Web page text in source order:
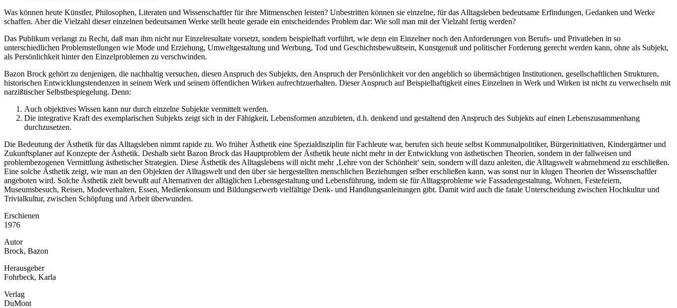
Was können heute Künstler, Philosophen, Literaten und Wissenschaftler für ihre Mitmenschen leisten? Unbestritten können sie einzelne, für das Alltagsleben bedeutsame Erfindungen, Gedanken und Werke
schaffen. Aber die Vielzahl dieser einzelnen bedeutsamen Werke stellt heute gerade ein entscheidendes Problem dar: Wie soll man mit der Vielzahl fertig werden?
Das Publikum verlangt zu Recht, daß man ihm nicht nur Einzelresultate vorsetzt, sondern beispielhaft vorführt, wie denn ein Einzelner noch den Anforderungen von Berufs- und Privatleben in so
unterschiedlichen Problemstellungen wie Mode und Erziehung, Umweltgestaltung und Werbung, Tod und Geschichtsbewußtsein, Kunstgenuß und politischer Forderung gerecht werden kann, ohne als Subjekt,
als Persönlichkeit hinter den Einzelproblemen zu verschwinden.
Bazon Brock gehört zu denjenigen, die nachhaltig versuchen, diesen Anspruch des Subjekts, den Anspruch der Persönlichkeit vor den angeblich so übermächtigen Institutionen, gesellschaftlichen Strukturen,
historischen Entwicklungstendenzen in seinem Werk und seinem öffentlichen Wirken aufrechtzuerhalten. Dieser Anspruch auf Beispielhaftigkeit eines Einzelnen in Werk und Wirken ist nicht zu verwechseln mit
narzißtischer Selbstbespiegelung. Denn:
Auch objektives Wissen kann nur durch einzelne Subjekte vermittelt werden.
Die integrative Kraft des exemplarischen Subjekts zeigt sich in der Fähigkeit, Lebensformen anzubieten, d.h. denkend und gestaltend den Anspruch des Subjekts auf einen Lebenszusammenhang
durchzusetzen.
Die Bedeutung der Ästhetik für das Alltagsleben nimmt rapide zu. Wo früher Ästhetik eine Spezialdisziplin für Fachleute war, berufen sich heute selbst Kommunalpolitiker, Bürgerinitiativen, Kindergärtner und
Zukunftsplaner auf Konzepte der Ästhetik. Deshalb sieht Bazon Brock das Hauptproblem der Ästhetik heute nicht mehr in der Entwicklung von ästhetischen Theorien, sondern in der fallweisen und
problembezogenen Vermittlung ästhetischer Strategien. Diese Ästhetik des Alltagslebens will nicht mehr ‚Lehre von der Schönheit‘ sein, sondern will dazu anleiten, die Alltagswelt wahrnehmend zu erschließen.
Eine solche Ästhetik zeigt, wie man an den Objekten der Alltagswelt und den über sie hergestellten menschlichen Beziehungen selber erschließen kann, was sonst nur in klugen Theorien der Wissenschaftler
angeboten wird. Solche Ästhetik zielt bewußt auf Alternativen der alltäglichen Lebensgestaltung und Lebensführung, indem sie für Alltagsprobleme wie Fassadengestaltung, Wohnen, Festefeiern,
Museumsbesuch, Reisen, Modeverhalten, Essen, Medienkonsum und Bildungserwerb vielfältige Denk- und Handlungsanleitungen gibt. Damit wird auch die fatale Unterscheidung zwischen Hochkultur und
Trivialkultur, zwischen Schöpfung und Arbeit überwunden.
Erschienen
1976
Autor
Brock, Bazon
Herausgeber
Fohrbeck, Karla
Verlag
DuMont